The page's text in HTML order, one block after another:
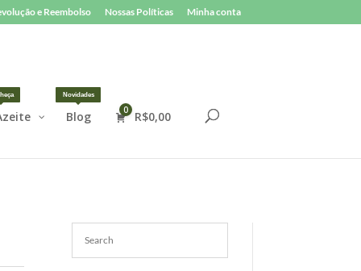
e Reembolso Nossas Políticas Minha conta
Blog
Novidades
0 R$0,00